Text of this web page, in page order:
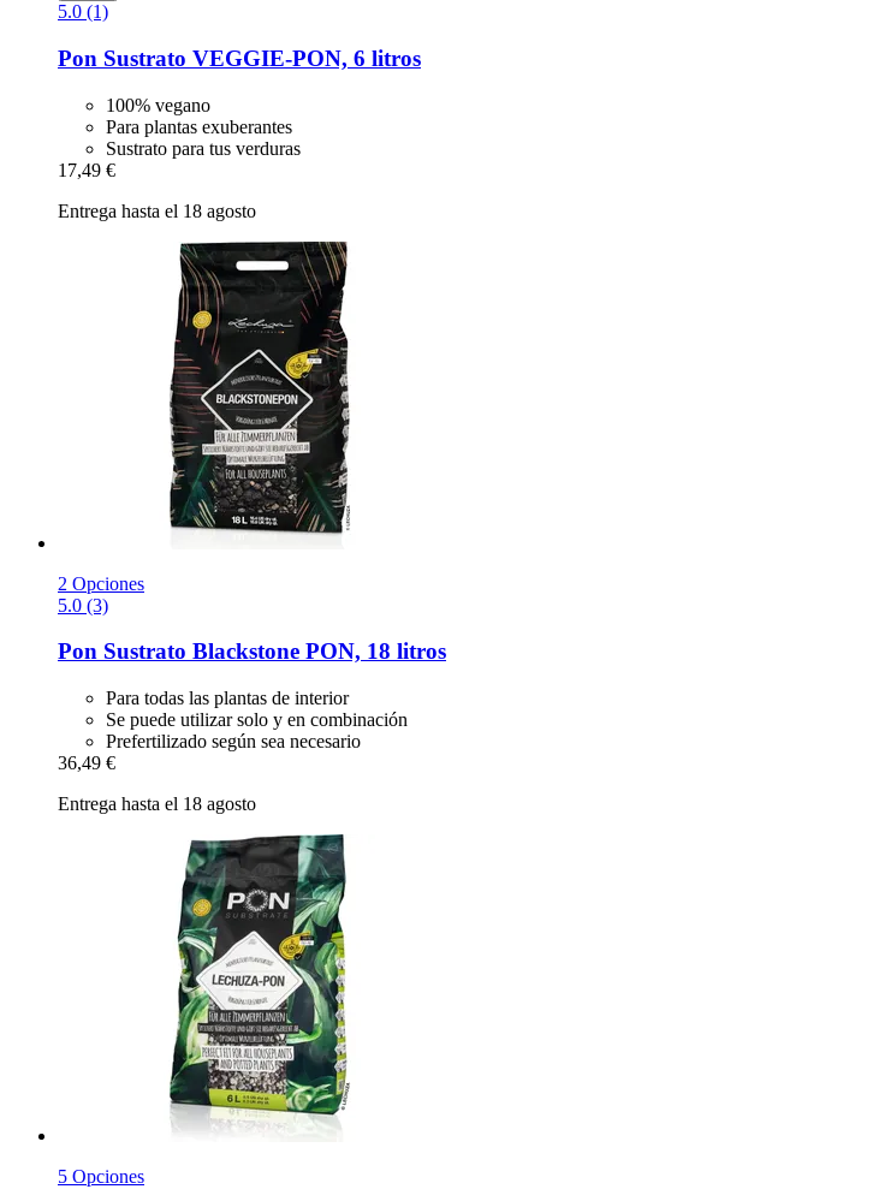
5.0 (1)
Pon Sustrato VEGGIE-​PON, 6 litros
100% vegano
Para plantas exuberantes
Sustrato para tus verduras
17,49 €
Entrega hasta el 18 agosto
2 Opciones
5.0 (3)
Pon Sustrato Blackstone PON, 18 litros
Para todas las plantas de interior
Se puede utilizar solo y en combinación
Prefertilizado según sea necesario
36,49 €
Entrega hasta el 18 agosto
5 Opciones